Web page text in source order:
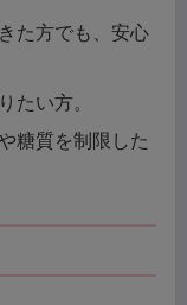
た方でも、安心
たい方。
糖質を制限した